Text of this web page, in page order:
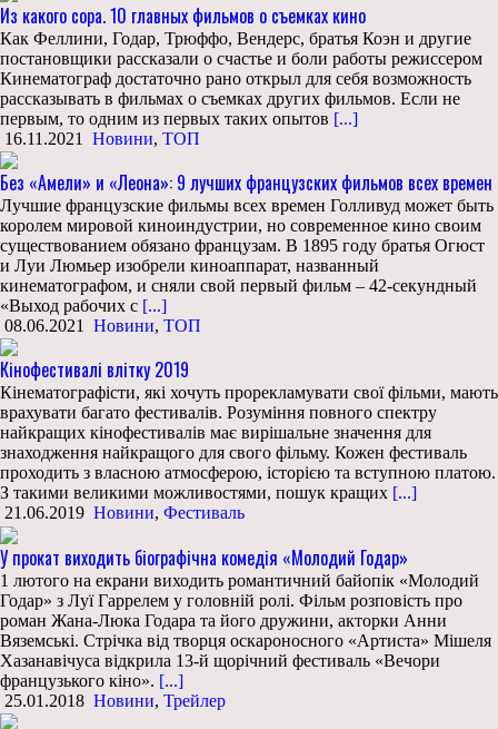
Из какого сора. 10 главных фильмов о съемках кино
Как Феллини, Годар, Трюффо, Вендерс, братья Коэн и другие
постановщики рассказали о счастье и боли работы режиссером
Кинематограф достаточно рано открыл для себя возможность
рассказывать в фильмах о съемках других фильмов. Если не
первым, то одним из первых таких опытов [...]
16.11.2021
Новини, ТОП
Без «Амели» и «Леона»: 9 лучших французских фильмов всех времен
Лучшие французские фильмы всех времен Голливуд может быть
королем мировой киноиндустрии, но современное кино своим
существованием обязано французам. В 1895 году братья Огюст
и Луи Люмьер изобрели киноаппарат, названный
кинематографом, и сняли свой первый фильм – 42-секундный
«Выход рабочих с [...]
08.06.2021
Новини, ТОП
Кінофестивалі влітку 2019
Кінематографісти, які хочуть прорекламувати свої фільми, мають
врахувати багато фестивалів. Розуміння повного спектру
найкращих кінофестивалів має вирішальне значення для
знаходження найкращого для свого фільму. Кожен фестиваль
проходить з власною атмосферою, історією та вступною платою.
З такими великими можливостями, пошук кращих [...]
21.06.2019 Новини, Фестиваль
У прокат виходить біографічна комедія «Молодий Годар»
1 лютого на екрани виходить романтичний байопік «Молодий
Годар» з Луї Гаррелем у головній ролі. Фільм розповість про
роман Жана-Люка Годара та його дружини, акторки Анни
Вяземські. Стрічка від творця оскароносного «Артиста» Мішеля
Хазанавічуса відкрила 13-й щорічний фестиваль «Вечори
французького кіно». [...]
25.01.2018 Новини, Трейлер